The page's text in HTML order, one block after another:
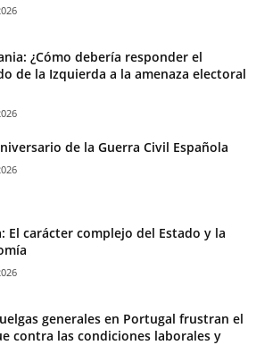
¿Cómo debería responder el
de la Izquierda a la amenaza electoral
de la Guerra Civil Española
El carácter complejo del Estado y la
generales en Portugal frustran el
contra las condiciones laborales y